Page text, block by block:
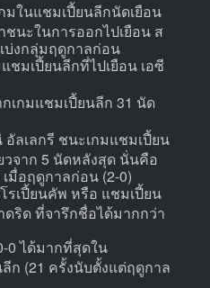
มในแชมเปี้ยนลีกนัดเยือน
ชนะในการออกไปเยือน ส
บ่งกลุ่มฤดูกาลก่อน
ชมเปี้ยนลีกที่ไปเยือน เอซี
เกมแชมเปี้ยนลีก 31 นัด
ลเลกรี ชนะเกมแชมเปี้ยน
จาก 5 นัดหลังสุด นั่นคือ
มื่อฤดูกาลก่อน (2-0)
รเปี้ยนคัพ หรือ แชมเปี้ยน
ดริด ที่จารึกชื่อได้มากกว่า
0 ได้มากที่สุดใน
ก (21 ครั้งนับตั้งแต่ฤดูกาล